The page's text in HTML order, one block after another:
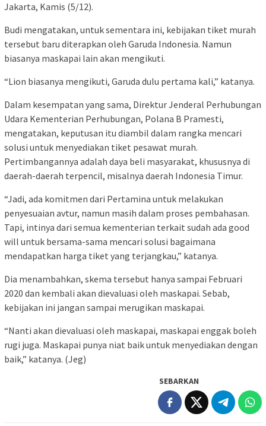
Jakarta, Kamis (5/12).
Budi mengatakan, untuk sementara ini, kebijakan tiket murah
tersebut baru diterapkan oleh Garuda Indonesia. Namun
biasanya maskapai lain akan mengikuti.
“Lion biasanya mengikuti, Garuda dulu pertama kali,” katanya.
Dalam kesempatan yang sama, Direktur Jenderal Perhubungan
Udara Kementerian Perhubungan, Polana B Pramesti,
mengatakan, keputusan itu diambil dalam rangka mencari
solusi untuk menyediakan tiket pesawat murah.
Pertimbangannya adalah daya beli masyarakat, khususnya di
daerah-daerah terpencil, misalnya daerah Indonesia Timur.
“Jadi, ada komitmen dari Pertamina untuk melakukan
penyesuaian avtur, namun masih dalam proses pembahasan.
Tapi, intinya dari semua kementerian terkait sudah ada good
will untuk bersama-sama mencari solusi bagaimana
mendapatkan harga tiket yang terjangkau,” katanya.
Dia menambahkan, skema tersebut hanya sampai Februari
2020 dan kembali akan dievaluasi oleh maskapai. Sebab,
kebijakan ini jangan sampai merugikan maskapai.
“Nanti akan dievaluasi oleh maskapai, maskapai enggak boleh
rugi juga. Maskapai punya niat baik untuk menyediakan dengan
baik,” katanya. (Jeg)
SEBARKAN